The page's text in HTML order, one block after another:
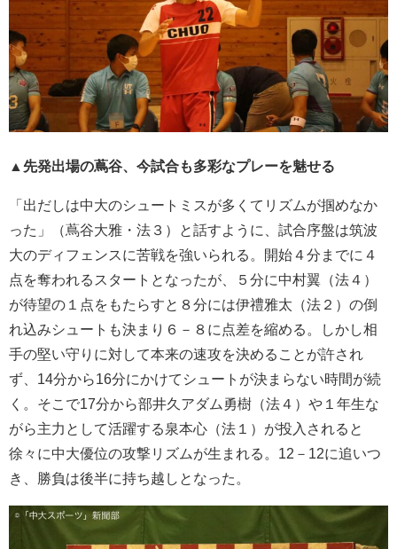
▲先発出場の蔦谷、今試合も多彩なプレーを魅せる
「出だしは中大のシュートミスが多くてリズムが掴めなか
った」（蔦谷大雅・法３）と話すように、試合序盤は筑波
大のディフェンスに苦戦を強いられる。開始４分までに４
点を奪われるスタートとなったが、５分に中村翼（法４）
が待望の１点をもたらすと８分には伊禮雅太 （法２）の倒
れ込みシュートも決まり６－８に点差を縮める。しかし相
手の堅い守りに対して本来の速攻を決めることが許され
ず、14分から16分にかけてシュートが決まらない時間が続
く。そこで17分から部井久アダム勇樹（法４）や１年生な
がら主力として活躍する泉本心（法１）が投入されると
徐々に中大優位の攻撃リズムが生まれる。 12－12に追いつ
き、勝負は後半に持ち越しとなった。